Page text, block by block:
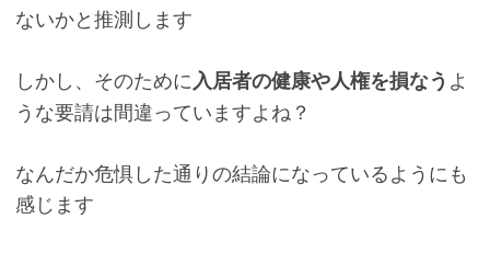
ないかと推測します
しかし、そのために入居者の健康や人権を損なう よ
うな要請は間違っていますよね？
なんだか危惧した通りの結論になっているようにも
感じます